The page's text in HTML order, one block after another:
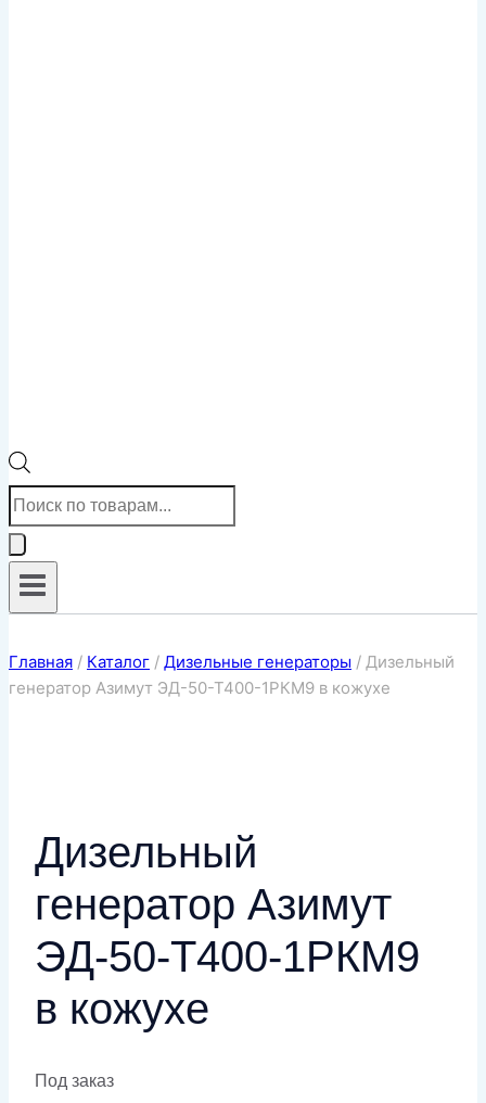
Поиск
товаров
Главная / Каталог / Дизельные генераторы / Дизельный
генератор Азимут ЭД-50-Т400-1РКМ9 в кожухе
Дизельный
генератор Азимут
ЭД-50-Т400-1РКМ9
в кожухе
Под заказ